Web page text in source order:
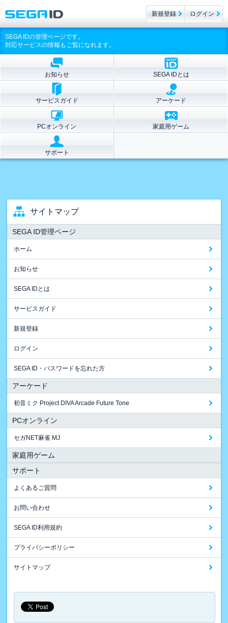
SEGA IDの管理ページです。
対応サービスの情報もご覧になれます。
お知らせ SEGA IDとは
サービスガイド アーケード
PCオンライン 家庭用ゲーム
サポート
サイトマップ
SEGA ID管理ページ
ホーム
お知らせ
SEGA IDとは
サービスガイド
新規登録
ログイン
SEGA ID・パスワードを忘れた方
アーケード
初音ミク Project DIVA Arcade Future Tone
PCオンライン
セガNET麻雀 MJ
家庭用ゲーム
サポート
よくあるご質問
お問い合わせ
SEGA ID利用規約
プライバシーポリシー
サイトマップ
新規登録 ログイン